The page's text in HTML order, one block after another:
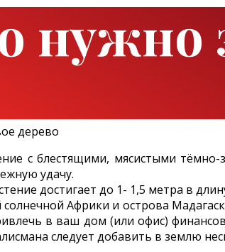
нужно
с блестящими, мясистыми
удачу.
достигает до 1- 1,5 метра в
Африки и острова
в ваш дом (или офис)
следует добавить в землю